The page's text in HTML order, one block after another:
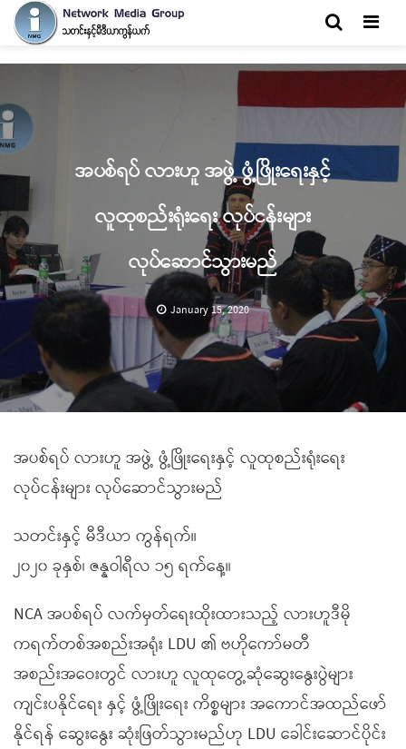
အပစ်ရပ် လားဟူ အဖွဲ့ ဖွံ့ဖြိုးရေးနှင့်
လူထုစည်းရုံးရေး လုပ်ငန်းများ
လုပ်ဆောင်သွားမည်
January 15, 2020
အပစ်ရပ် လားဟူ အဖွဲ့ ဖွံ့ဖြိုးရေးနှင့် လူထုစည်းရုံးရေး
လုပ်ငန်းများ လုပ်ဆောင်သွားမည်
သတင်းနှင့် မီဒီယာ ကွန်ရက်။
၂၀၂၀ ခုနှစ်၊ ဇန္နဝါရီလ ၁၅ ရက်နေ့။
NCA အပစ်ရပ် လက်မှတ်ရေးထိုးထားသည့် လားဟူဒီမို
ကရက်တစ်အစည်းအရုံး LDU ၏ ဗဟိုကော်မတီ
အစည်းအဝေးတွင် လားဟူ လူထုတွေ့ဆုံဆွေးနွေးပွဲများ
ကျင်းပနိုင်ရေး နှင့် ဖွံ့ဖြိုးရေး ကိစ္စများ အကောင်အထည်ဖော်
နိုင်ရန် ဆွေးနွေး ဆုံးဖြတ်သွားမည်ဟု LDU ခေါင်းဆောင်ပိုင်း